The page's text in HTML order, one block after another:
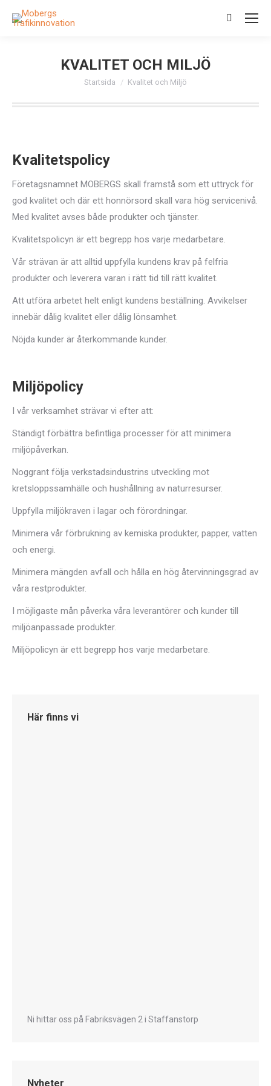
Search:
KVALITET OCH MILJÖ
Du är här:
Startsida Kvalitet och Miljö
Kvalitetspolicy
Företagsnamnet MOBERGS skall framstå som ett uttryck för
god kvalitet och där ett honnörsord skall vara hög servicenivå.
Med kvalitet avses både produkter och tjänster.
Kvalitetspolicyn är ett begrepp hos varje medarbetare.
Vår strävan är att alltid uppfylla kundens krav på felfria
produkter och leverera varan i rätt tid till rätt kvalitet.
Att utföra arbetet helt enligt kundens beställning. Avvikelser
innebär dålig kvalitet eller dålig lönsamhet.
Nöjda kunder är återkommande kunder.
Miljöpolicy
I vår verksamhet strävar vi efter att:
Ständigt förbättra befintliga processer för att minimera
miljöpåverkan.
Noggrant följa verkstadsindustrins utveckling mot
kretsloppssamhälle och hushållning av naturresurser.
Uppfylla miljökraven i lagar och förordningar.
Minimera vår förbrukning av kemiska produkter, papper, vatten
och energi.
Minimera mängden avfall och hålla en hög återvinningsgrad av
våra restprodukter.
I möjligaste mån påverka våra leverantörer och kunder till
miljöanpassade produkter.
Miljöpolicyn är ett begrepp hos varje medarbetare.
Här finns vi
Ni hittar oss på Fabriksvägen 2 i Staffanstorp
Nyheter